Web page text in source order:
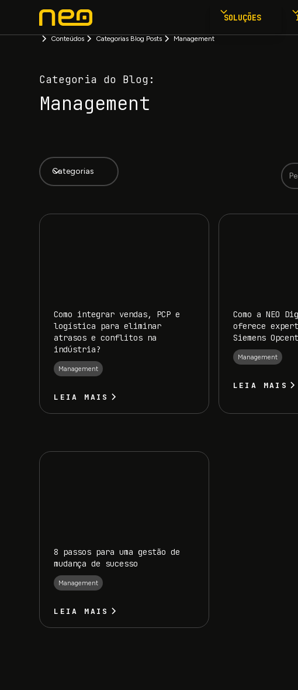
SOLUÇÕES
Conteúdos Categorias Blog Posts Management
Categoria do Blog:
Management
Categorias
Como integrar vendas, PCP e
logística para eliminar
atrasos e conflitos na
indústria?
Management
LEIA MAIS
Como a NEO
oferece
Siemens
Management
LEIA MAIS
8 passos para uma gestão de
mudança de sucesso
Management
LEIA MAIS